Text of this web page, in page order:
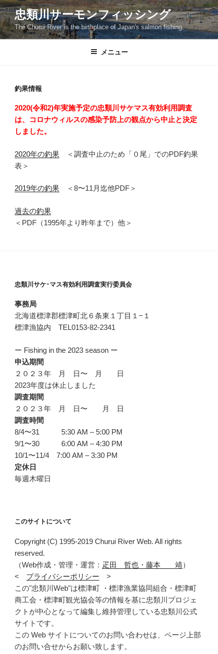
コ
ン
テ
ン
忠類川サーモンフィッシング
The Churui River is the birthplace of Japan's salmon fishing.
メニュー
釣果情報
2020(令和2)年実施予定の忠類川サケマス有効利用調査
は、コロナウィルスの感染予防上の観点から中止と決定
しました。
2020年の釣果 ＜調査中止のため「０尾」でのPDF釣果
表＞
2019年の釣果 ＜8〜11月迄他PDF＞
過去の釣果
＜PDF（1995年より昨年まで）他＞
忠類川サケ･マス有効利用調査実行委員会
事務局
北海道標津郡標津町北６条東１丁目１−１
標津漁協内 TEL0153-82-2341
ー Fishing in the 2023 season ー
申込期間
２０２３年 月 日〜 月 日
2023年度は休止しました
調査期間
２０２３年 月 日〜 月 日
調査時間
8/4〜31 5:30 AM – 5:00 PM
9/1〜30 6:00 AM – 4:30 PM
10/1〜11/4 7:00 AM – 3:30 PM
定休日
毎週木曜日
このサイトについて
Copyright (C) 1995-2019 Churui River Web. All rights
reserved.
（Web作成・管理・運営： 疋田 哲也・藤本 靖）
< プライバシーポリシー >
この"忠類川Web"は標津町 ・標津漁業協同組合・標津町
商工会・標津町観光協会等の情報を基に忠類川プロジェ
クトが中心となって編集し維持管理している忠類川公式
サイトです。
この Web サイトについてのお問い合わせは、ページ上部
のお問い合せからお願い致します。